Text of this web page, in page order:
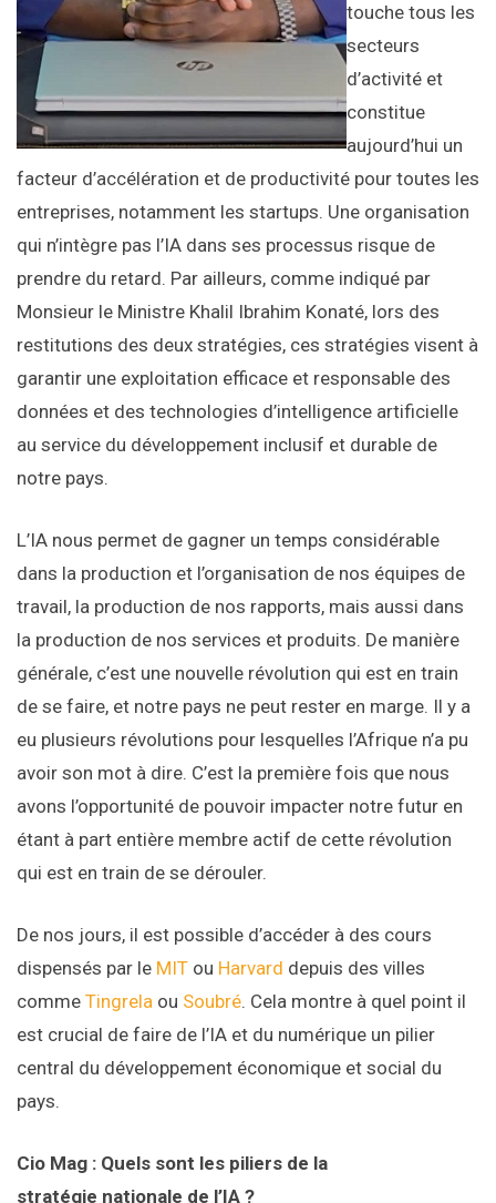
touche tous les
secteurs
d’activité et
constitue
aujourd’hui un
facteur d’accélération et de productivité pour toutes les
entreprises, notamment les startups. Une organisation
qui n’intègre pas l’IA dans ses processus risque de
prendre du retard. Par ailleurs, comme indiqué par
Monsieur le Ministre Khalil Ibrahim Konaté, lors des
restitutions des deux stratégies, ces stratégies visent à
garantir une exploitation efficace et responsable des
données et des technologies d’intelligence artificielle
au service du développement inclusif et durable de
notre pays.
L’IA nous permet de gagner un temps considérable
dans la production et l’organisation de nos équipes de
travail, la production de nos rapports, mais aussi dans
la production de nos services et produits. De manière
générale, c’est une nouvelle révolution qui est en train
de se faire, et notre pays ne peut rester en marge. Il y a
eu plusieurs révolutions pour lesquelles l’Afrique n’a pu
avoir son mot à dire. C’est la première fois que nous
avons l’opportunité de pouvoir impacter notre futur en
étant à part entière membre actif de cette révolution
qui est en train de se dérouler.
De nos jours, il est possible d’accéder à des cours
dispensés par le MIT ou Harvard depuis des villes
comme Tingrela ou Soubré. Cela montre à quel point il
est crucial de faire de l’IA et du numérique un pilier
central du développement économique et social du
pays.
Cio Mag : Quels sont les piliers de la
stratégie nationale de l’IA ?